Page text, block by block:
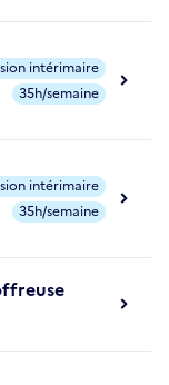
intérimaire
35h/semaine
intérimaire
35h/semaine